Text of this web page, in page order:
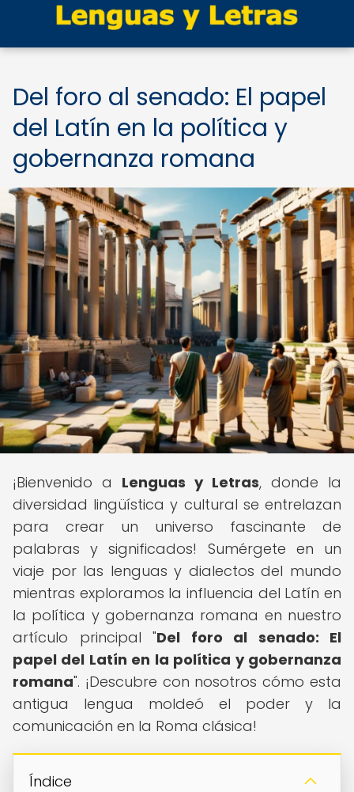
Del foro al senado: El papel
del Latín en la política y
gobernanza romana
¡Bienvenido a Lenguas y Letras, donde la
diversidad lingüística y cultural se entrelazan
para crear un universo fascinante de
palabras y significados! Sumérgete en un
viaje por las lenguas y dialectos del mundo
mientras exploramos la influencia del Latín en
la política y gobernanza romana en nuestro
artículo principal "Del foro al senado: El
papel del Latín en la política y gobernanza
romana". ¡Descubre con nosotros cómo esta
antigua lengua moldeó el poder y la
comunicación en la Roma clásica!
Índice